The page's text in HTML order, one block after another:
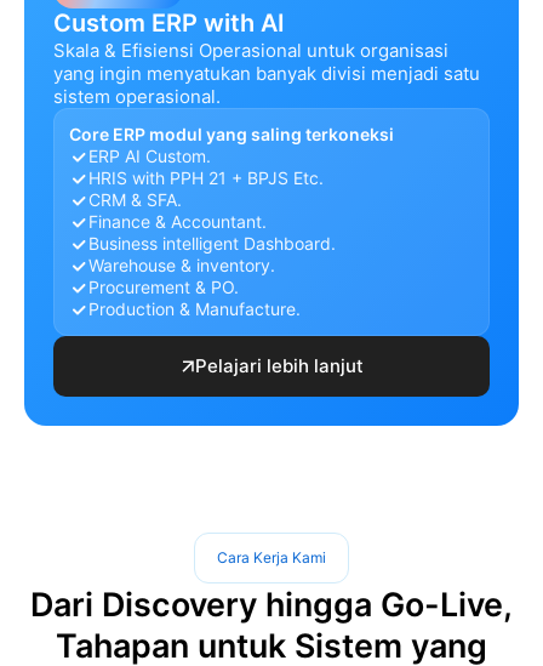
Custom ERP with AI
Skala & Efisiensi Operasional untuk organisasi
yang ingin menyatukan banyak divisi menjadi satu
sistem operasional.
Core ERP modul yang saling terkoneksi
ERP AI Custom.
HRIS with PPH 21 + BPJS Etc.
CRM & SFA.
Finance & Accountant.
Business intelligent Dashboard.
Warehouse & inventory.
Procurement & PO.
Production & Manufacture.
Pelajari lebih lanjut
Cara Kerja Kami
Dari Discovery hingga Go-Live,
Tahapan untuk Sistem yang